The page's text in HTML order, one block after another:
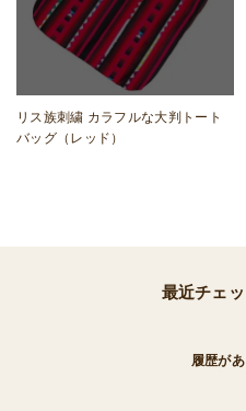
リス族刺繍 カラフルな大判トート
バッグ（レッド）
最近チェ
履歴が